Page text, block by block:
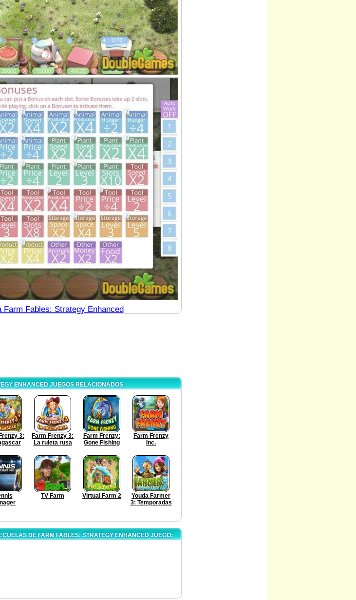
Farm Fables: Strategy Enhanced
ENHANCED JUEGOS RELACIONADOS
3:
Farm Frenzy 3:
La ruleta rusa
Farm Frenzy:
Gone Fishing
Farm Frenzy
Inc.
TV Farm Virtual Farm 2
Youda Farmer
3: Temporadas
DE FARM FABLES: STRATEGY ENHANCED JUEGO: